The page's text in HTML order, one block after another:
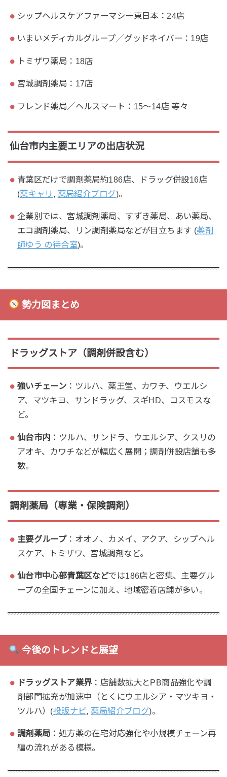
シップヘルスケアファーマシー東日本：24店
いまいメディカルグループ／グッドネイバー：19店
トミザワ薬局：18店
宮城調剤薬局：17店
フレンド薬局／ヘルスマート：15～14店 等々
仙台市内主要エリアの出店状況
青葉区だけで調剤薬局約186店、ドラッグ併設16店
(薬キャリ 薬局紹介ブログ)。
企業別では、宮城調剤薬局、すずき薬局、あい薬局、
エコ調剤薬局、リン調剤薬局などが目立ちます (薬剤
師ゆう の待合室)。
勢力図まとめ
ドラッグストア（調剤併設含む）
強いチェーン ：ツルハ、薬王堂、カワチ、ウエルシ
ア、マツキヨ、サンドラッグ、スギHD、コスモスな
ど。
仙台市内 ：ツルハ、サンドラ、ウエルシア、クスリの
アオキ、カワチなどが幅広く展開；調剤併設店舗も多
数。
調剤薬局（専業・保険調剤）
主要グループ：オオノ、カメイ、アクア、シップヘル
スケア、トミザワ、宮城調剤など。
仙台市中心部青葉区などでは186店と密集、主要グル
ープの全国チェーンに加え、地域密着店舗が多い。
今後のトレンドと展望
ドラッグストア業界：店舗数拡大とPB商品強化や調
剤部門拡充が加速中（とくにウエルシア・マツキヨ・
ツルハ）(投販ナビ 薬局紹介ブログ)。
調剤薬局 ：処方薬の在宅対応強化や小規模チェーン再
編の流れがある模様。